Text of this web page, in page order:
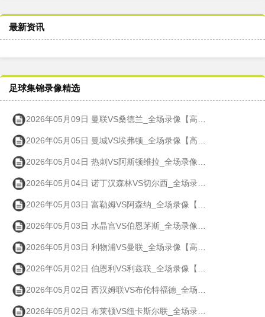
最新资讯
足球集锦录像精选
2026年05月09日 曼联VS桑德兰_全场录像【高清回放】
2026年05月05日 曼城VS埃弗顿_全场录像【高清回放】
2026年05月04日 热刺VS阿斯顿维拉_全场录像【高清回放】
2026年05月04日 诺丁汉森林VS切尔西_全场录像【高清回放】
2026年05月03日 富勒姆VS阿森纳_全场录像【高清回放】
2026年05月03日 水晶宫VS伯恩茅斯_全场录像【高清回放】
2026年05月03日 利物浦VS曼联_全场录像【高清回放】
2026年05月02日 伯恩利VS利兹联_全场录像【高清回放】
2026年05月02日 西汉姆联VS布伦特福德_全场录像【高清回放】
2026年05月02日 布莱顿VS纽卡斯尔联_全场录像【高清回放】